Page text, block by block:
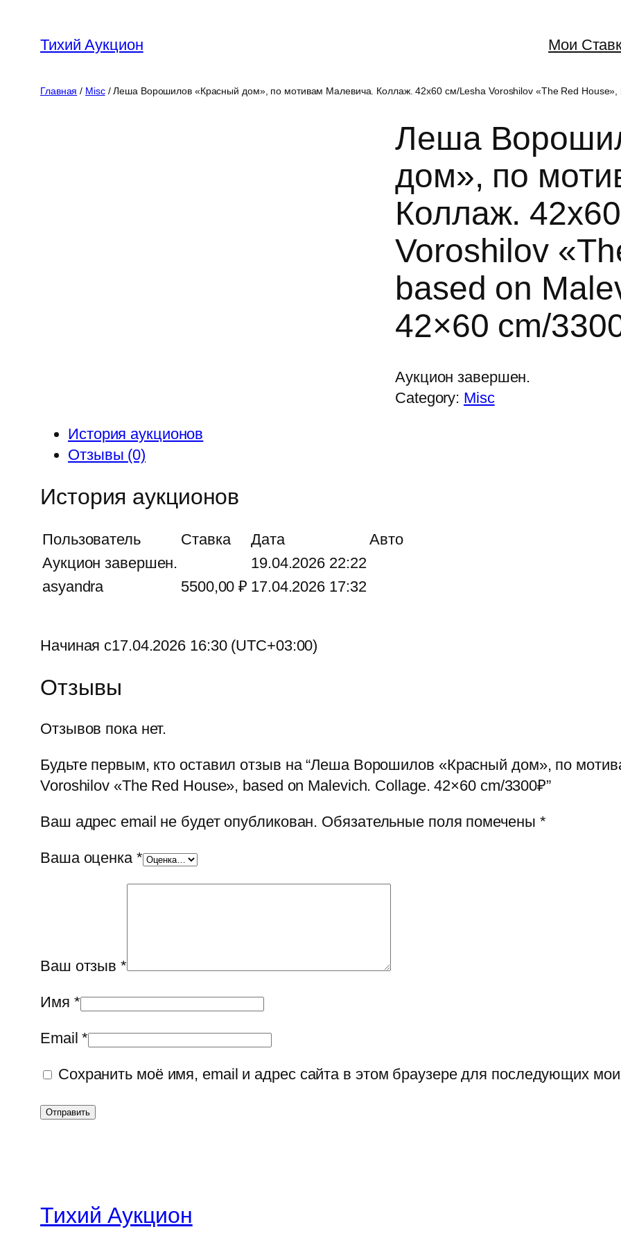
содержимому
Тихий Аукцион Мои
Главная / Misc/ Леша Ворошилов «Красный дом», по мотивам Малевича. Коллаж. 42х60 см/Lesha Voroshilov «The Red House»,
Леша
дом», по
Коллаж.
Voroshilov
based on
42×60 cm/
Аукцион завершен.
Category: Misc
История аукционов
Отзывы (0)
История аукционов
Пользователь Ставка Дата
Авто
Аукцион завершен.
19.04.2026 22:22
asyandra
5500,00₽ 17.04.2026 17:32
Начиная с17.04.2026 16:30 (UTC+03:00)
Отзывы
Отзывов пока нет.
Будьте первым, кто оставил отзыв на “Леша Ворошилов «Красный дом», по
Voroshilov «The Red House», based on Malevich. Collage. 42×60 cm/3300₽”
Ваш адрес email не будет опубликован. Обязательные поля помечены *
Ваша оценка *
Ваш отзыв*
Имя *
Email*
Сохранить моё имя, email и адрес сайта в этом браузере для последующих
Тихий Аукцион